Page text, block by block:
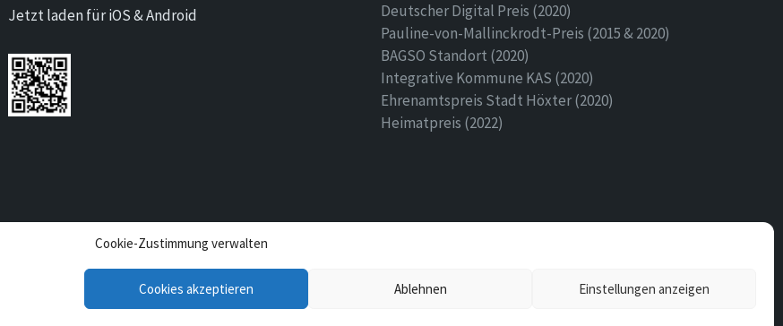
Cookie-Zustimmung verwalten
Cookies akzeptieren Ablehnen Einstellungen anzeigen
Jetzt laden für iOS & Android
Deutscher Digital Preis (2020)
Pauline-von-Mallinckrodt-Preis (2015 & 2020)
BAGSO Standort (2020)
Integrative Kommune KAS (2020)
Ehrenamtspreis Stadt Höxter (2020)
Heimatpreis (2022)